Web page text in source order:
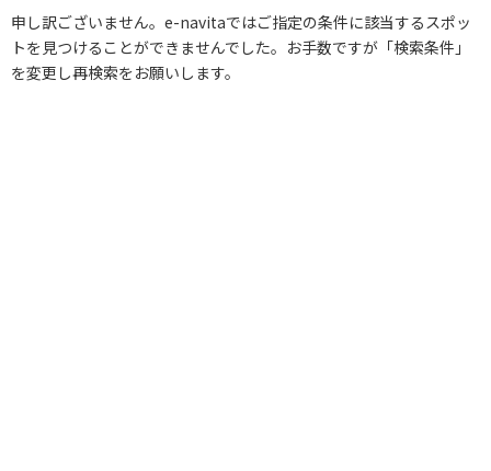
申し訳ございません。e-navitaではご指定の条件に該当するスポッ
トを見つけることができませんでした。お手数ですが「検索条件」
を変更し再検索をお願いします。